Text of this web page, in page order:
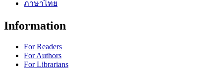
ภาษาไทย
Information
For Readers
For Authors
For Librarians